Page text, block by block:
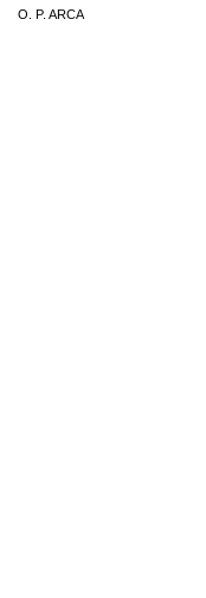
O. P. ARCA